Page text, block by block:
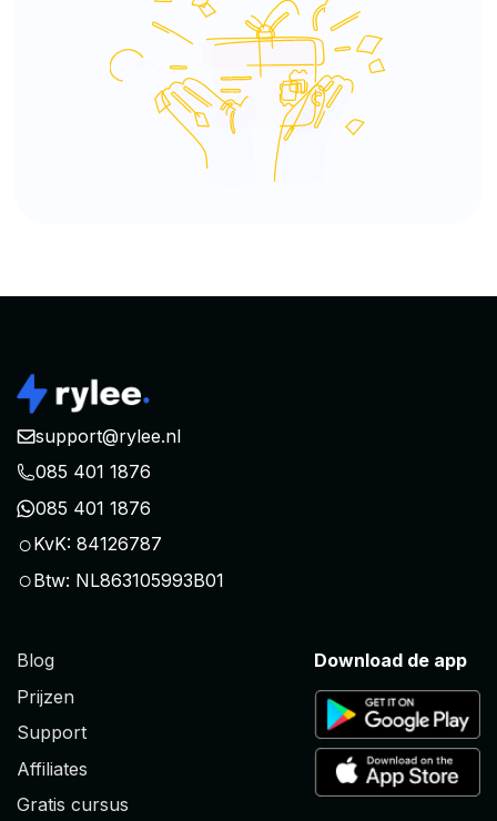
support@rylee.nl
085 401 1876
085 401 1876
○KvK: 84126787
○Btw: NL863105993B01
Blog
Prijzen
Support
Affiliates
Gratis cursus
Download de app